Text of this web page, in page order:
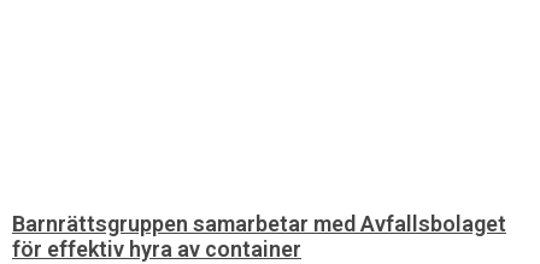
Barnrättsgruppen samarbetar med Avfallsbolaget
för effektiv hyra av container